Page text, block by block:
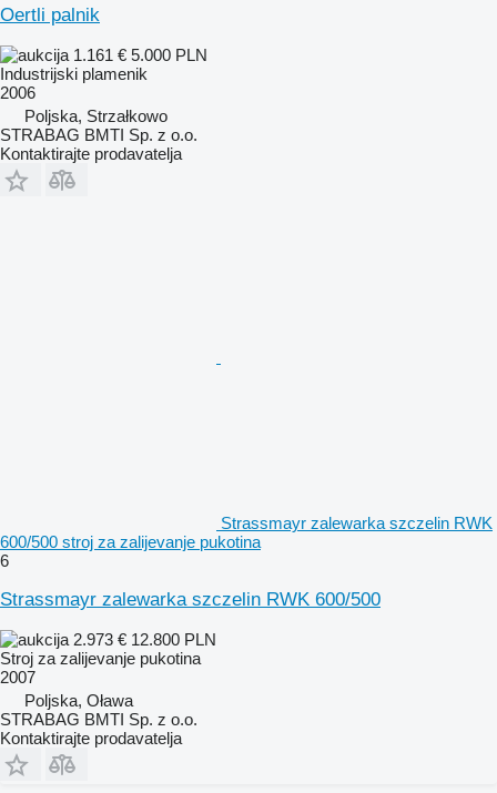
Oertli palnik
1.161 € 5.000 PLN
Industrijski plamenik
2006
Poljska, Strzałkowo
STRABAG BMTI Sp. z o.o.
Kontaktirajte prodavatelja
Strassmayr zalewarka szczelin RWK
600/500 stroj za zalijevanje pukotina
6
Strassmayr zalewarka szczelin RWK 600/500
2.973 € 12.800 PLN
Stroj za zalijevanje pukotina
2007
Poljska, Oława
STRABAG BMTI Sp. z o.o.
Kontaktirajte prodavatelja